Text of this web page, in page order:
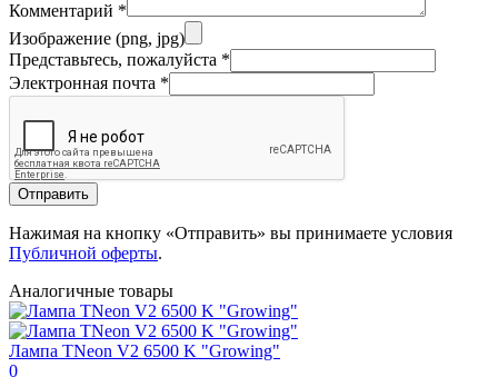
Комментарий *
Изображение (png, jpg)
Представьтесь, пожалуйста *
Электронная почта *
Отправить
Нажимая на кнопку «Отправить» вы принимаете условия
Публичной оферты.
Аналогичные товары
Лампа TNeon V2 6500 K "Growing"
0